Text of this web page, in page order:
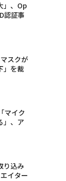
」、Op
認証事
スクが
」を裁
マイク
」、ア
り込み
イター